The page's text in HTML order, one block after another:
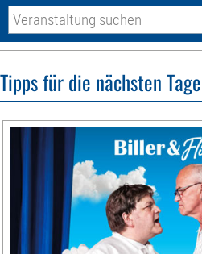
Tipps für die nächsten Tage